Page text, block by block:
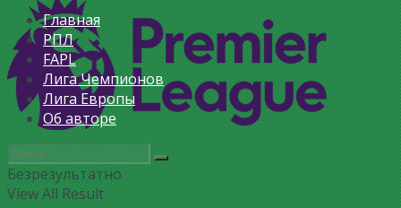
Главная
РПЛ
FAPL
Лига Чемпионов
Лига Европы
Об авторе
Безрезультатно
View All Result